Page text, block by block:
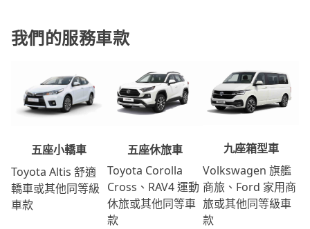
我們的服務車款
五座小轎車
Toyota Altis 舒適
轎車或其他同等級
車款
五座休旅車
Toyota Corolla
Cross、RAV4 運動
休旅或其他同等車
款
九座箱型車
Volkswagen 旗艦
商旅、Ford 家用商
旅或其他同等級車
款